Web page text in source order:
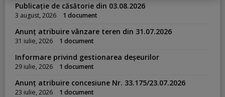
Publicație de căsătorie din 03.08.2026
3 august, 2026 1 document
Anunț atribuire vânzare teren din 31.07.2026
31 iulie, 2026 1 document
Informare privind gestionarea deșeurilor
29 iulie, 2026 1 document
Anunț atribuire concesiune Nr. 33.175/23.07.2026
23 iulie, 2026 1 document